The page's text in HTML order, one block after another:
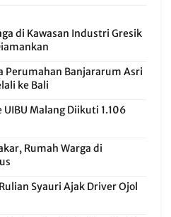
di Kawasan Industri Gresik
Perumahan Banjararum Asri
ke Bali
Malang Diikuti 1.106
Rumah Warga di
Syauri Ajak Driver Ojol